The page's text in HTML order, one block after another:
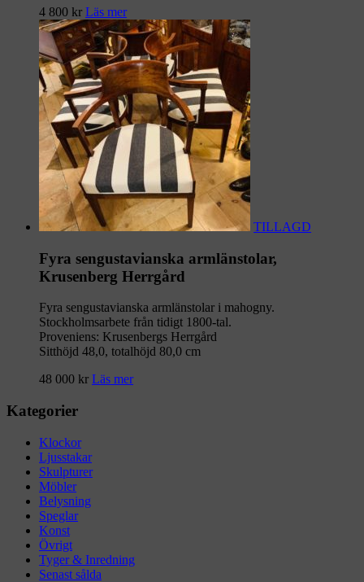
4 800 kr Läs mer
TILLAGD
Fyra sengustavianska armlänstolar,
Krusenberg Herrgård
Fyra sengustavianska armlänstolar i mahogny.
Stockholmsarbete från tidigt 1800-tal.
Proveniens: Krusenbergs Herrgård
Sitthöjd 48,0, totalhöjd 80,0 cm
48 000 kr Läs mer
Kategorier
Klockor
Ljusstakar
Skulpturer
Möbler
Belysning
Speglar
Konst
Övrigt
Tyger & Inredning
Senast sålda